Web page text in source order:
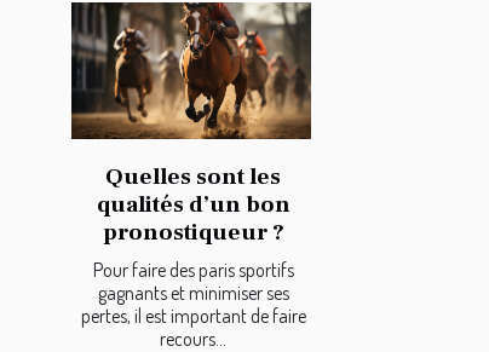
Quelles sont les
qualités d’un bon
pronostiqueur ?
Pour faire des paris sportifs
gagnants et minimiser ses
pertes, il est important de faire
recours...